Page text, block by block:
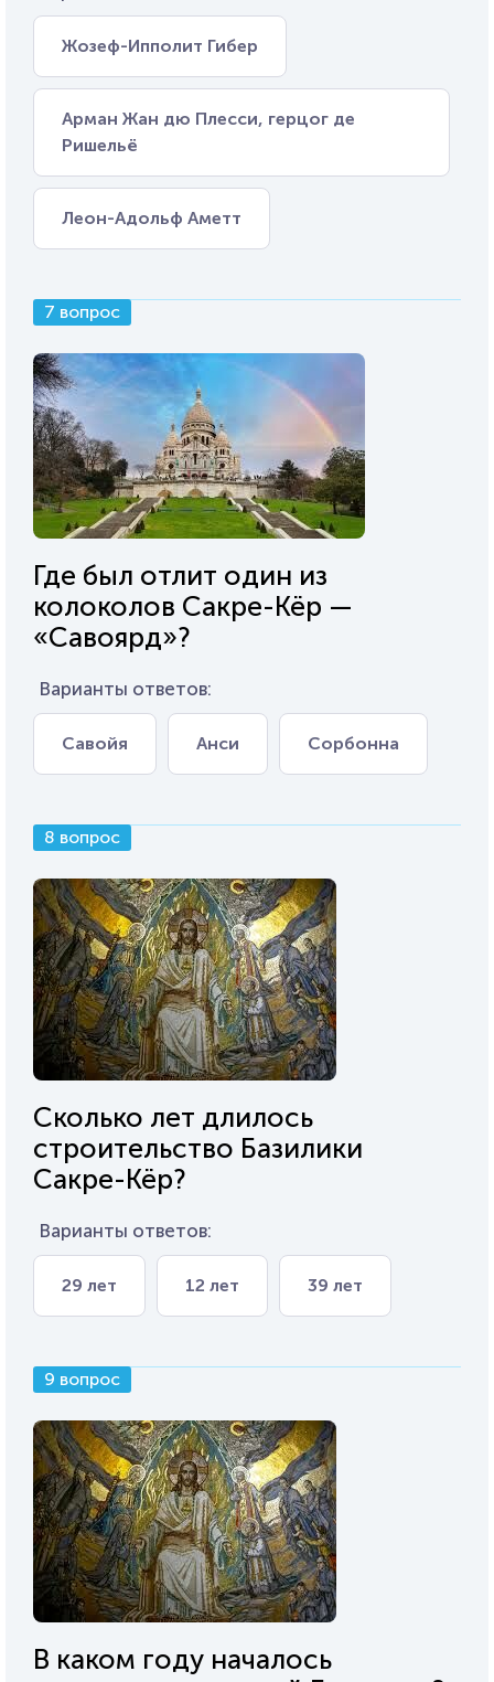
Жозеф-Ипполит Гибер
Арман Жан дю Плесси, герцог де
Ришельё
Леон-Адольф Аметт
7 вопрос
Где был отлит один из
колоколов Сакре-Кёр —
«Савоярд»?
Варианты ответов:
Савойя Анси Сорбонна
8 вопрос
Сколько лет длилось
строительство Базилики
Сакре-Кёр?
Варианты ответов:
29 лет 12 лет 39 лет
9 вопрос
В каком году началось